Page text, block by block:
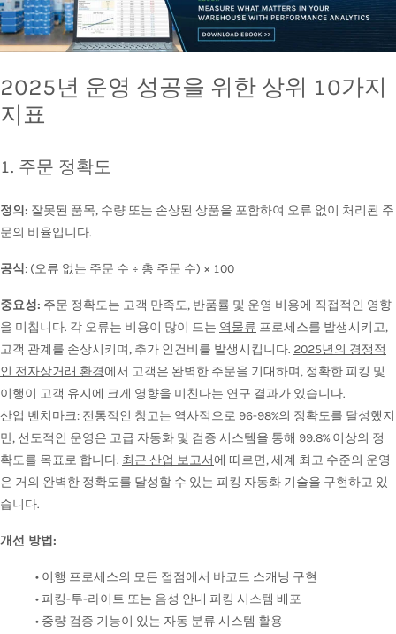
2025년 운영 성공을 위한 상위 10가지
지표
1. 주문 정확도
정의: 잘못된 품목, 수량 또는 손상된 상품을 포함하여 오류 없이 처리된 주
문의 비율입니다.
공식: (오류 없는 주문 수 ÷ 총 주문 수) × 100
중요성: 주문 정확도는 고객 만족도, 반품률 및 운영 비용에 직접적인 영향
을 미칩니다. 각 오류는 비용이 많이 드는 역물류 프로세스를 발생시키고,
고객 관계를 손상시키며, 추가 인건비를 발생시킵니다. 2025년의 경쟁적
인 전자상거래 환경에서 고객은 완벽한 주문을 기대하며, 정확한 피킹 및
이행이 고객 유지에 크게 영향을 미친다는 연구 결과가 있습니다.
산업 벤치마크: 전통적인 창고는 역사적으로 96-98%의 정확도를 달성했지
만, 선도적인 운영은 고급 자동화 및 검증 시스템을 통해 99.8% 이상의 정
확도를 목표로 합니다. 최근 산업 보고서에 따르면, 세계 최고 수준의 운영
은 거의 완벽한 정확도를 달성할 수 있는 피킹 자동화 기술을 구현하고 있
습니다.
개선 방법:
• 이행 프로세스의 모든 접점에서 바코드 스캐닝 구현
• 피킹-투-라이트 또는 음성 안내 피킹 시스템 배포
• 중량 검증 기능이 있는 자동 분류 시스템 활용